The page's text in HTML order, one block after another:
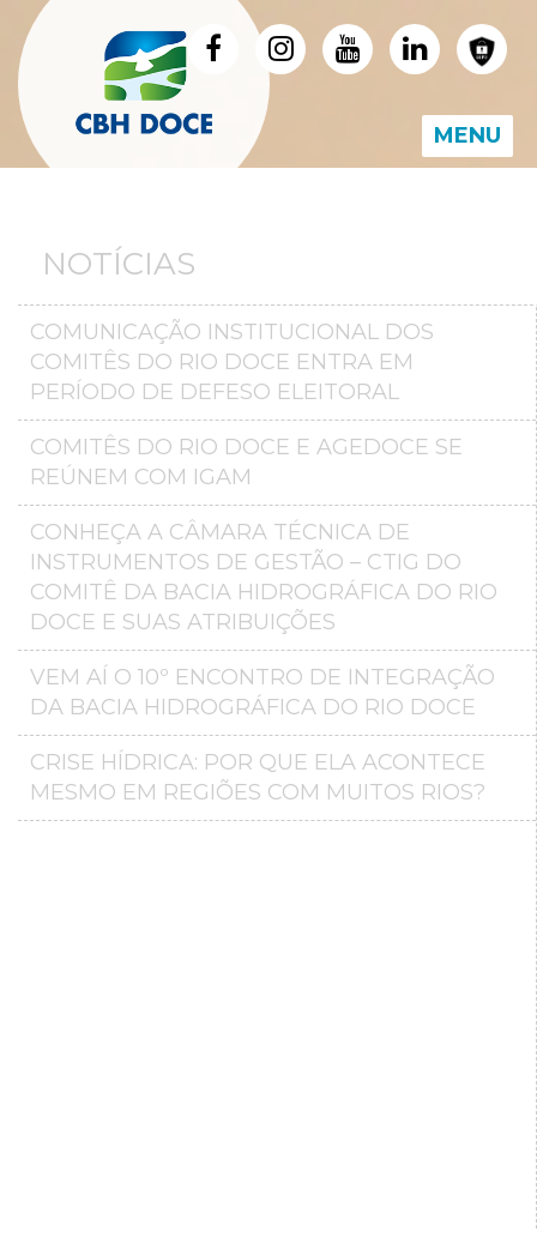
MENU
NOTÍCIAS
COMUNICAÇÃO INSTITUCIONAL DOS
COMITÊS DO RIO DOCE ENTRA EM
PERÍODO DE DEFESO ELEITORAL
COMITÊS DO RIO DOCE E AGEDOCE SE
REÚNEM COM IGAM
CONHEÇA A CÂMARA TÉCNICA DE
INSTRUMENTOS DE GESTÃO – CTIG DO
COMITÊ DA BACIA HIDROGRÁFICA DO RIO
DOCE E SUAS ATRIBUIÇÕES
VEM AÍ O 10º ENCONTRO DE INTEGRAÇÃO
DA BACIA HIDROGRÁFICA DO RIO DOCE
CRISE HÍDRICA: POR QUE ELA ACONTECE
MESMO EM REGIÕES COM MUITOS RIOS?